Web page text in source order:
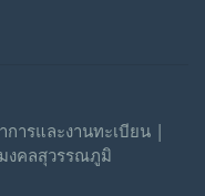
การและงานทะเบียน |
งคลสุวรรณภูมิ